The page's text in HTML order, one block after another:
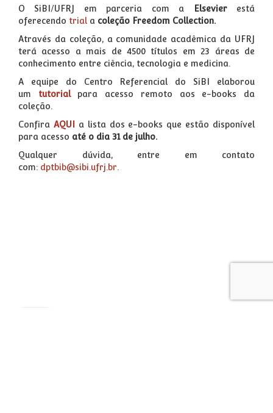
O SiBI/UFRJ em parceria com a Elsevierestá
oferecendo trial a coleção Freedom Collection.
Através da coleção, a comunidade acadêmica da UFRJ
terá acesso a mais de 4500 títulos em 23 áreas de
conhecimento entre ciência, tecnologia e medicina.
A equipe do Centro Referencial do SiBI elaborou
um tutorialpara acesso remoto aos e-books da
coleção.
Confira AQUI
a lista dos e-books que estão disponível
para acesso até o dia 31 de julho.
Qualquer dúvida, entre em contato
com: dptbib@sibi.ufrj.br.